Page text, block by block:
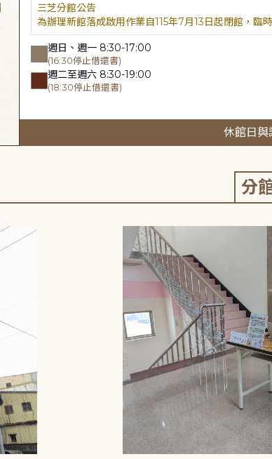
三芝分館公告
為辦理新館落成啟用作業自115年7月13日起閉館，臨
週日、週一 8:30-17:00
(16:30停止借還書)
週二至週六 8:30-19:00
(18:30停止借還書)
休館日與
分